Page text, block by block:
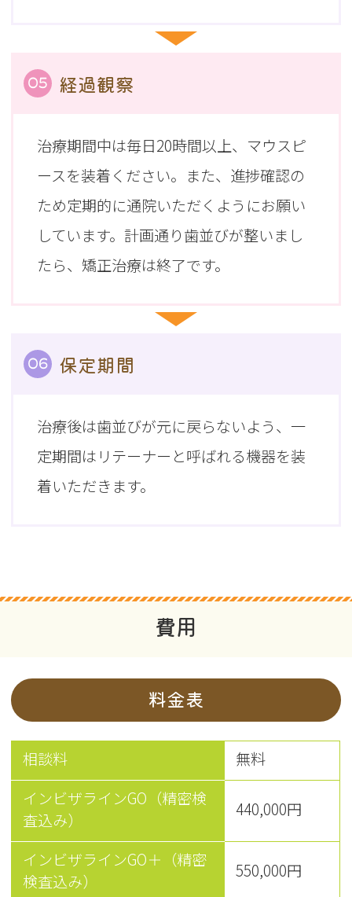
05 経過観察
治療期間中は毎日20時間以上、マウスピ
ースを装着ください。また、進捗確認の
ため定期的に通院いただくようにお願い
しています。計画通り歯並びが整いまし
たら、矯正治療は終了です。
06 保定期間
治療後は歯並びが元に戻らないよう、一
定期間はリテーナーと呼ばれる機器を装
着いただきます。
費用
料金表
相談料
無料
インビザラインGO（精密検
査込み）
440,000円
インビザラインGO＋（精密
検査込み）
550,000円